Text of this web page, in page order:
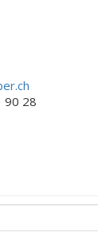
90 28